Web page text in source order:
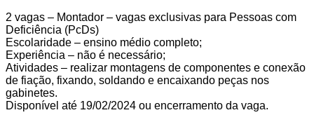
2 vagas – Montador – vagas exclusivas para Pessoas com
Deficiência (PcDs)
Escolaridade – ensino médio completo;
Experiência – não é necessário;
Atividades – realizar montagens de componentes e conexão
de fiação, fixando, soldando e encaixando peças nos
gabinetes.
Disponível até 19/02/2024 ou encerramento da vaga.